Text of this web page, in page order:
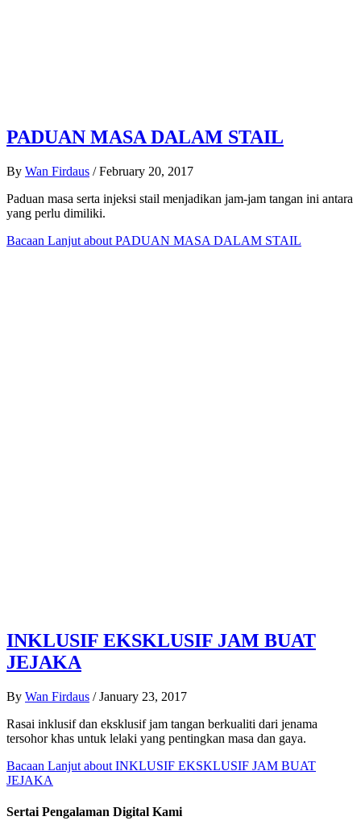
PADUAN MASA DALAM STAIL
By Wan Firdaus / February 20, 2017
Paduan masa serta injeksi stail menjadikan jam-jam tangan ini antara
yang perlu dimiliki.
Bacaan Lanjut about PADUAN MASA DALAM STAIL
INKLUSIF EKSKLUSIF JAM BUAT
JEJAKA
By Wan Firdaus / January 23, 2017
Rasai inklusif dan eksklusif jam tangan berkualiti dari jenama
tersohor khas untuk lelaki yang pentingkan masa dan gaya.
Bacaan Lanjut about INKLUSIF EKSKLUSIF JAM BUAT
JEJAKA
Sertai Pengalaman Digital Kami